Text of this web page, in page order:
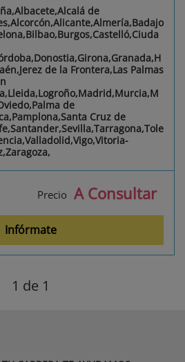
de
de la Frontera,Las Palmas
de
Cruz de
Precio A Consultar
Infórmate
1 de 1